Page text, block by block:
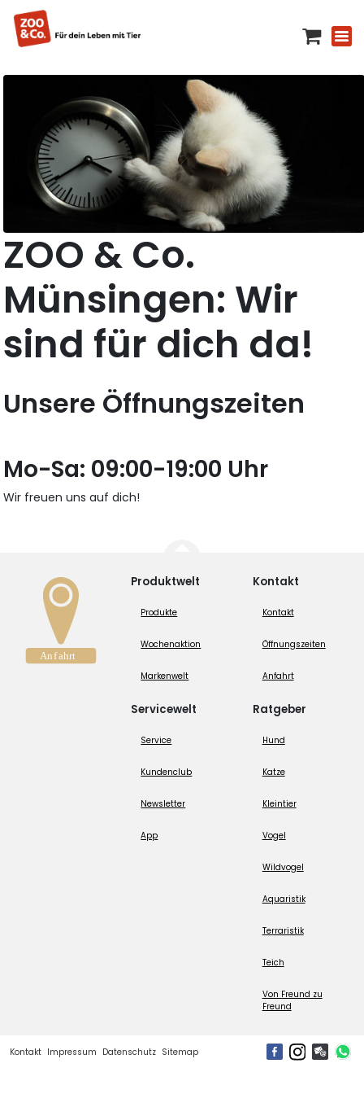
ZOO & Co.
Münsingen: Wir
sind für dich da!
Unsere Öffnungszeiten
Mo-Sa: 09:00-19:00 Uhr
Wir freuen uns auf dich!
Produktwelt
Produkte
Wochenaktion
Markenwelt
Servicewelt
Service
Kundenclub
Newsletter
App
Kontakt
Kontakt
Öffnungszeiten
Anfahrt
Ratgeber
Hund
Katze
Kleintier
Vogel
Wildvogel
Aquaristik
Terraristik
Teich
Von Freund zu
Freund
Kontakt Impressum Datenschutz Sitemap